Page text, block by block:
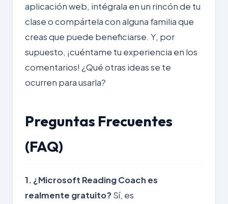
aplicación web, intégrala en un rincón de tu
clase o compártela con alguna familia que
creas que puede beneficiarse. Y, por
supuesto, ¡cuéntame tu experiencia en los
comentarios! ¿Qué otras ideas se te
ocurren para usarla?
Preguntas Frecuentes
(FAQ)
1. ¿Microsoft Reading Coach es
realmente gratuito?Sí, es